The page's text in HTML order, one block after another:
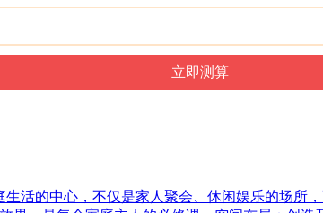
活的中心，不仅是家人聚会、休闲娱乐的场所